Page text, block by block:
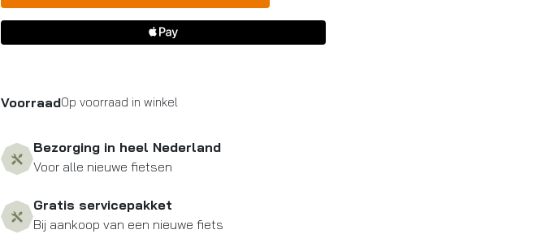
VoorraadOp voorraad in winkel
Bezorging in heel Nederland
Voor alle nieuwe fietsen
Gratis servicepakket
Bij aankoop van een nieuwe fiets